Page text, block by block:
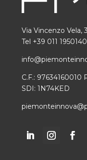
Via Vincenzo Vela,
Tel +39 011
C.F.: 97634160010
SDI: 1N74KED